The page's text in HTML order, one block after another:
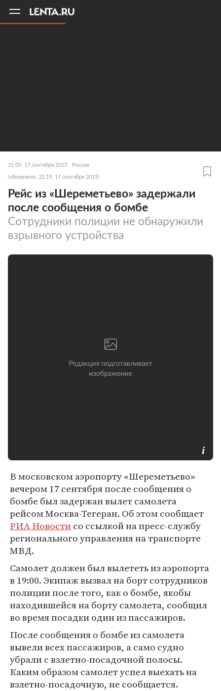
21:09, 17 сентября 2013 Россия
(обновлено: 22:19, 17 сентября 2013)
Рейс из «Шереметьево» задержали
после сообщения о бомбе
Сотрудники полиции не обнаружили
взрывного устройства
В московском аэропорту «Шереметьево»
вечером 17 сентября после сообщения о
бомбе был задержан вылет самолета
рейсом Москва-Тегеран. Об этом сообщает
РИА Новостисо ссылкой на пресс-службу
регионального управления на транспорте
МВД.
Самолет должен был вылететь из аэропорта
в 19:00. Экипаж вызвал на борт сотрудников
полиции после того, как о бомбе, якобы
находившейся на борту самолета, сообщил
во время посадки один из пассажиров.
После сообщения о бомбе из самолета
вывели всех пассажиров, а само судно
убрали с взлетно-посадочной полосы.
Каким образом самолет успел выехать на
взлетно-посадочную, не сообщается.